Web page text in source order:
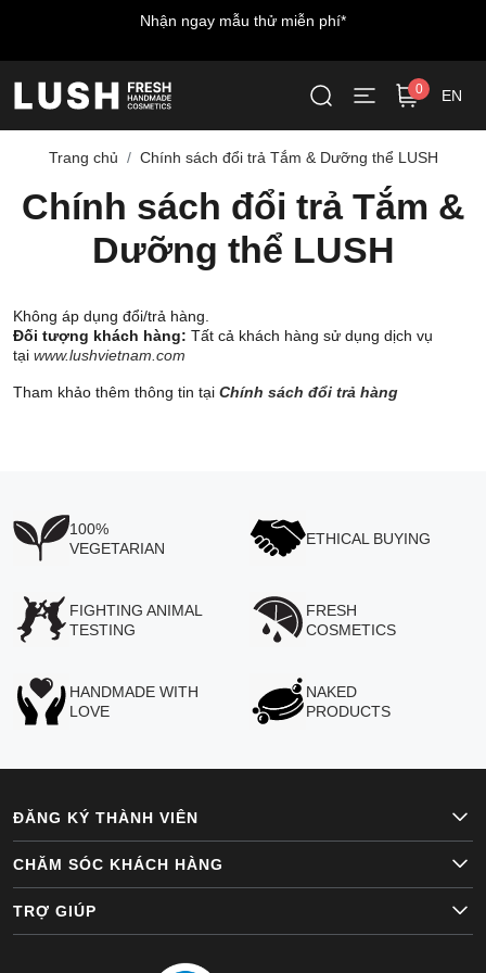
Nhận ngay mẫu thử miễn phí*
0 EN
Trang chủ Chính sách đổi trả Tắm & Dưỡng thể LUSH
Chính sách đổi trả Tắm &
Dưỡng thể LUSH
Không áp dụng đổi/trả hàng.
Đối tượng khách hàng: Tất cả khách hàng sử dụng dịch vụ
tại www.lushvietnam.com
Tham khảo thêm thông tin tại Chính sách đổi trả hàng
100%
VEGETARIAN
ETHICAL BUYING
FIGHTING ANIMAL
TESTING
FRESH
COSMETICS
HANDMADE WITH
LOVE
NAKED
PRODUCTS
ĐĂNG KÝ THÀNH VIÊN
CHĂM SÓC KHÁCH HÀNG
TRỢ GIÚP